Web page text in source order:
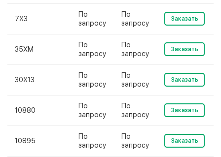
7Х3
По
запросу
По
запросу
Заказать
35ХМ
По
запросу
По
запросу
Заказать
30Х13
По
запросу
По
запросу
Заказать
10880
По
запросу
По
запросу
Заказать
10895
По
запросу
По
запросу
Заказать